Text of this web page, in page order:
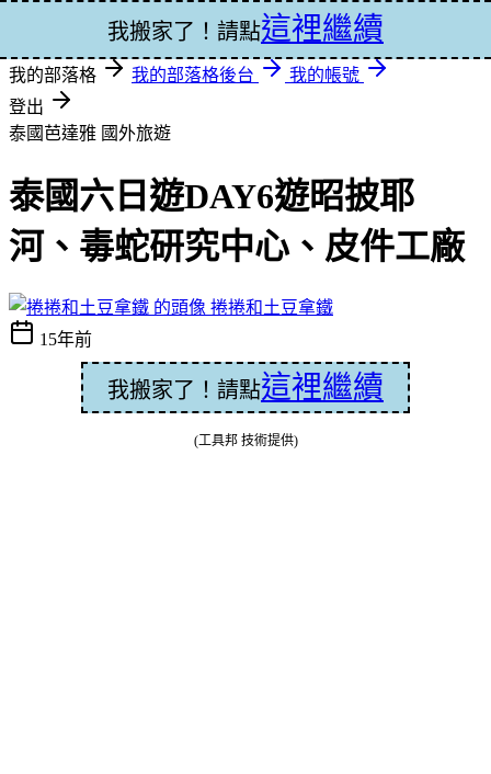
登入
我的部落格 我的部落格後台
我的帳號
登出
泰國芭達雅 國外旅遊
泰國六日遊DAY6遊昭披耶
河、毒蛇研究中心、皮件工廠
捲捲和土豆拿鐵
15年前
我搬家了！請點這裡繼續
(工具邦 技術提供)
我搬家了！請點這裡繼續